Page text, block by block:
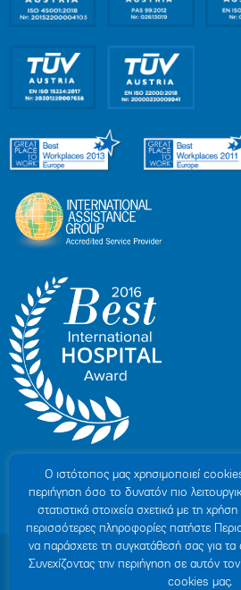
© 2007-2026 ΥΓΕΙΑ Μ.Α.Ε |
Όροι Χρήσης
| Πολιτική Προστασίας
Ο ιστότοπoς μας χρησιμοποιεί
περιήγηση όσο το δυνατόν πιο
στατιστικά στοιχεία σχετικά με τη
περισσότερες πληροφορίες πατήστε
να παράσχετε τη συγκατάθεσή σας για
Συνεχίζοντας την περιήγηση σε αυτόν
cookies μας.